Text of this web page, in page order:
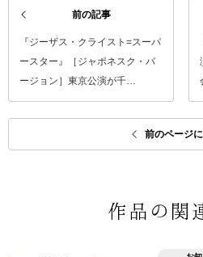
前の記事
『ジーザス・クライスト=スーパ
ースター』［ジャポネスク・バ
ージョン］東京公演が千…
前のページ
作品の関